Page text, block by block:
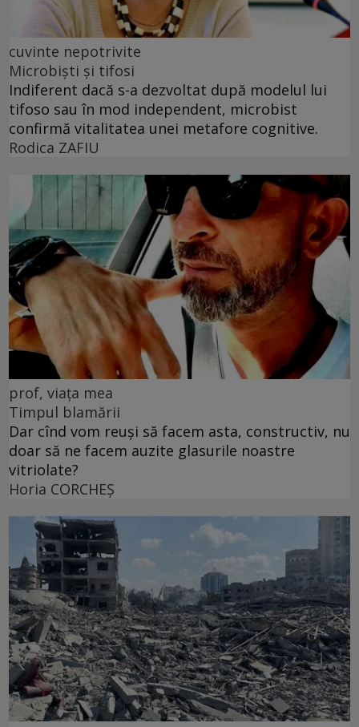
cuvinte nepotrivite
Microbiști și tifosi
Indiferent dacă s-a dezvoltat după modelul lui
tifoso sau în mod independent, microbist
confirmă vitalitatea unei metafore cognitive.
Rodica ZAFIU
prof, viața mea
Timpul blamării
Dar cînd vom reuși să facem asta, constructiv, nu
doar să ne facem auzite glasurile noastre
vitriolate?
Horia CORCHEŞ